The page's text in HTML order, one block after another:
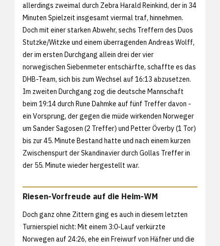
allerdings zweimal durch Zebra Harald Reinkind, der in 34
Minuten Spielzeit insgesamt viermal traf, hinnehmen.
Doch mit einer starken Abwehr, sechs Treffern des Duos
Stutzke/Witzke und einem überragenden Andreas Wolff,
der im ersten Durchgang allein drei der vier
norwegischen Siebenmeter entschärfte, schaffte es das
DHB-Team, sich bis zum Wechsel auf 16:13 abzusetzen.
Im zweiten Durchgang zog die deutsche Mannschaft
beim 19:14 durch Rune Dahmke auf fünf Treffer davon -
ein Vorsprung, der gegen die müde wirkenden Norweger
um Sander Sagosen (2 Treffer) und Petter Överby (1 Tor)
bis zur 45. Minute Bestand hatte und nach einem kurzen
Zwischenspurt der Skandinavier durch Gollas Treffer in
der 55. Minute wieder hergestellt war.
Riesen-Vorfreude auf die Heim-WM
Doch ganz ohne Zittern ging es auch in diesem letzten
Turnierspiel nicht: Mit einem 3:0-Lauf verkürzte
Norwegen auf 24:26, ehe ein Freiwurf von Häfner und die